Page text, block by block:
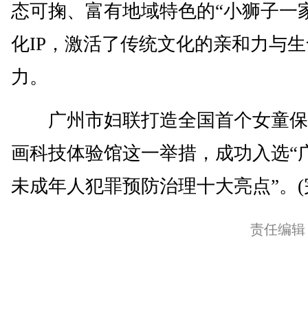
态可掬、富有地域特色的“小狮子一
化IP，激活了传统文化的亲和力与
力。
广州市妇联打造全国首个女童
画科技体验馆这一举措，成功入选“
未成年人犯罪预防治理十大亮点”。
责任编